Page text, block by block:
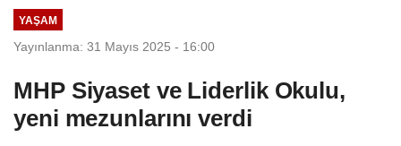
YAŞAM
Yayınlanma: 31 Mayıs 2025 - 16:00
MHP Siyaset ve Liderlik Okulu,
yeni mezunlarını verdi